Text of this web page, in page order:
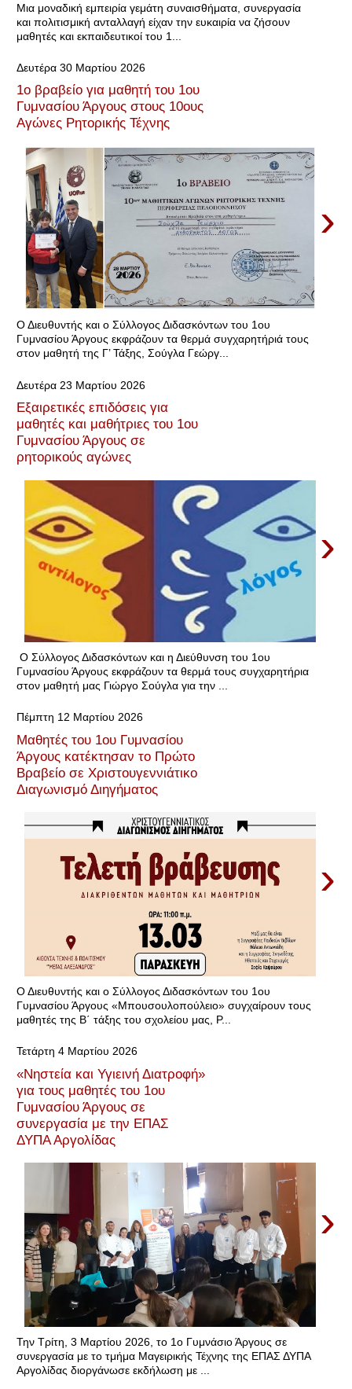
Μια μοναδική εμπειρία γεμάτη συναισθήματα, συνεργασία
και πολιτισμική ανταλλαγή είχαν την ευκαιρία να ζήσουν
μαθητές και εκπαιδευτικοί του 1...
Δευτέρα 30 Μαρτίου 2026
1ο βραβείο για μαθητή του 1ου
Γυμνασίου Άργους στους 10ους
Αγώνες Ρητορικής Τέχνης
›
Ο Διευθυντής και ο Σύλλογος Διδασκόντων του 1ου
Γυμνασίου Άργους εκφράζουν τα θερμά συγχαρητήριά τους
στον μαθητή της Γ’ Τάξης, Σούγλα Γεώργ...
Δευτέρα 23 Μαρτίου 2026
Εξαιρετικές επιδόσεις για
μαθητές και μαθήτριες του 1ου
Γυμνασίου Άργους σε
ρητορικούς αγώνες
›
Ο Σύλλογος Διδασκόντων και η Διεύθυνση του 1ου
Γυμνασίου Άργους εκφράζουν τα θερμά τους συγχαρητήρια
στον μαθητή μας Γιώργο Σούγλα για την ...
Πέμπτη 12 Μαρτίου 2026
Μαθητές του 1ου Γυμνασίου
Άργους κατέκτησαν το Πρώτο
Βραβείο σε Χριστουγεννιάτικο
Διαγωνισμό Διηγήματος
›
Ο Διευθυντής και ο Σύλλογος Διδασκόντων του 1ου
Γυμνασίου Άργους «Μπουσουλοπούλειο» συγχαίρουν τους
μαθητές της Β΄ τάξης του σχολείου μας, Ρ...
Τετάρτη 4 Μαρτίου 2026
«Νηστεία και Υγιεινή Διατροφή»
για τους μαθητές του 1ου
Γυμνασίου Άργους σε
συνεργασία με την ΕΠΑΣ
ΔΥΠΑ Αργολίδας
›
Την Τρίτη, 3 Μαρτίου 2026, το 1ο Γυμνάσιο Άργους σε
συνεργασία με τo τμήμα Μαγειρικής Τέχνης της ΕΠΑΣ ΔΥΠΑ
Αργολίδας διοργάνωσε εκδήλωση με ...